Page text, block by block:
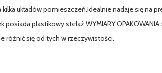
układów pomieszczeń.Idealnie nadaje się na
posiada plastikowy stelaż.WYMIARY
różnić się od tych w rzeczywistości.